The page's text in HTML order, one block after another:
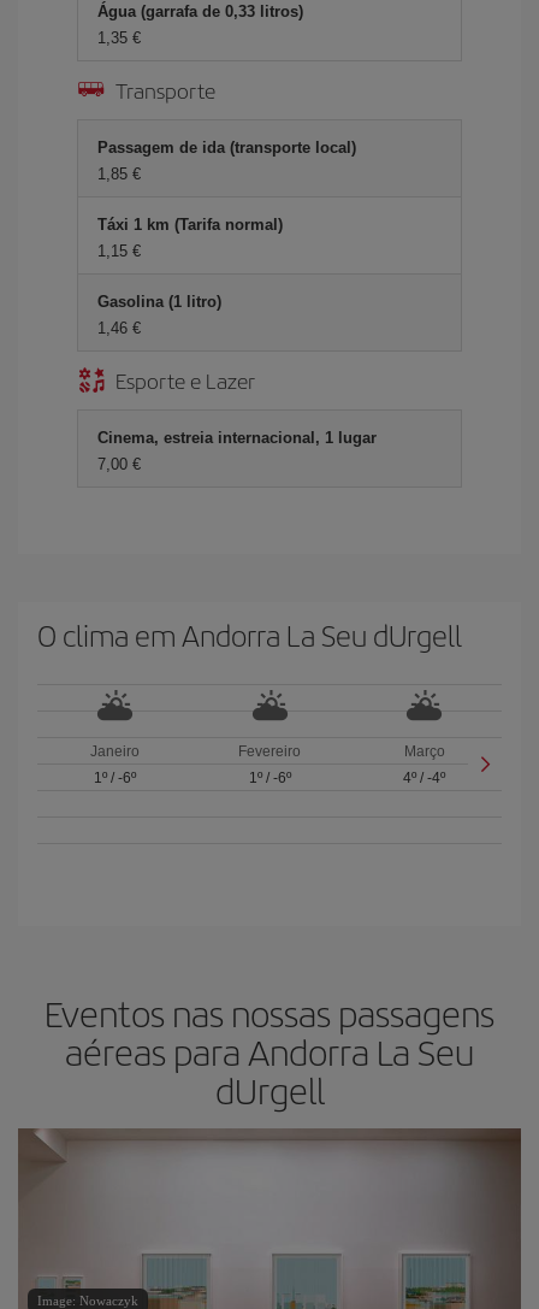
Água (garrafa de 0,33 litros)
1,35 €
Transporte
Passagem de ida (transporte local)
1,85 €
Táxi 1 km (Tarifa normal)
1,15 €
Gasolina (1 litro)
1,46 €
Esporte e Lazer
Cinema, estreia internacional, 1 lugar
7,00 €
O clima em Andorra La Seu dUrgell
Janeiro
1º/ -6º
Fevereiro
1º/ -6º
Março
4º /-4º
Eventos nas nossas passagens
aéreas para Andorra La Seu
dUrgell
Image: Nowaczyk